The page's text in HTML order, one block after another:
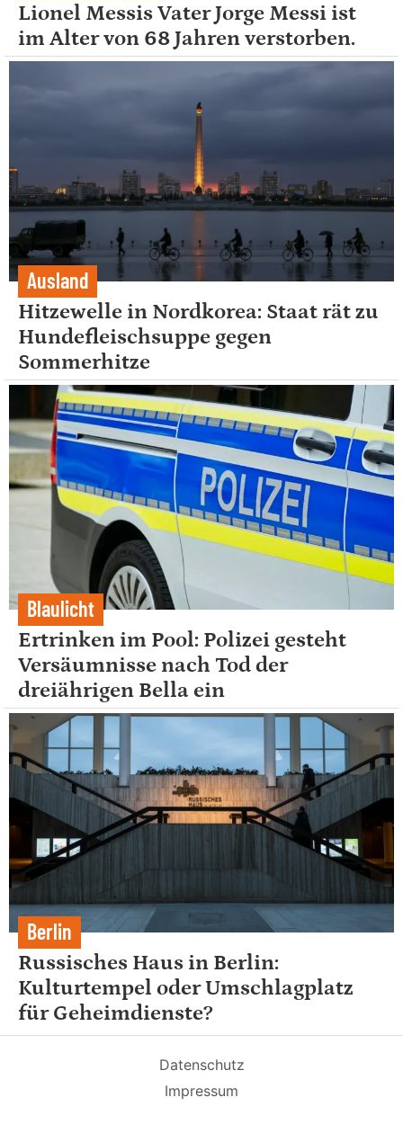
Lionel Messis Vater Jorge Messi ist
im Alter von 68 Jahren verstorben.
Ausland
Hitzewelle in Nordkorea: Staat rät zu
Hundefleischsuppe gegen
Sommerhitze
Blaulicht
Ertrinken im Pool: Polizei gesteht
Versäumnisse nach Tod der
dreiährigen Bella ein
Berlin
Russisches Haus in Berlin:
Kulturtempel oder Umschlagplatz
für Geheimdienste?
Datenschutz
Impressum